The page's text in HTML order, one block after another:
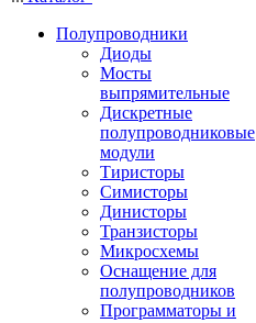
Полупроводники
Диоды
Мосты
выпрямительные
Дискретные
полупроводниковые
модули
Тиристоры
Симисторы
Динисторы
Транзисторы
Микросхемы
Оснащение для
полупроводников
Программаторы и